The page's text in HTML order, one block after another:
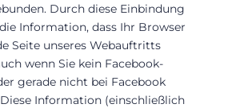
Durch diese Einbindung
Information, dass Ihr Browser
Seite unseres Webauftritts
wenn Sie kein Facebook-
gerade nicht bei Facebook
Information (einschließlich